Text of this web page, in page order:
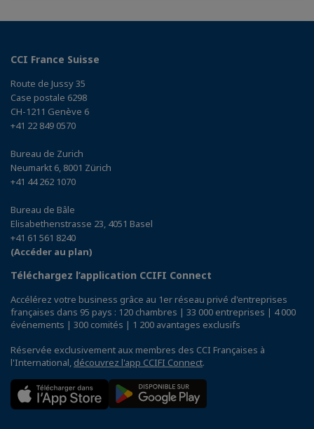
CCI France Suisse
Route de Jussy 35
Case postale 6298
CH-1211 Genève 6
+41 22 849 0570
Bureau de Zurich
Neumarkt 6, 8001 Zürich
+41 44 262 1070
Bureau de Bâle
Elisabethenstrasse 23, 4051 Basel
+41 61 561 8240
(Accéder au plan)
Téléchargez l’application CCIFI Connect
Accélérez votre business grâce au 1er réseau privé d'entreprises
françaises dans 95 pays : 120 chambres | 33 000 entreprises | 4 000
événements | 300 comités | 1 200 avantages exclusifs
Réservée exclusivement aux membres des CCI Françaises à
l'International, découvrez l'app CCIFI Connect.